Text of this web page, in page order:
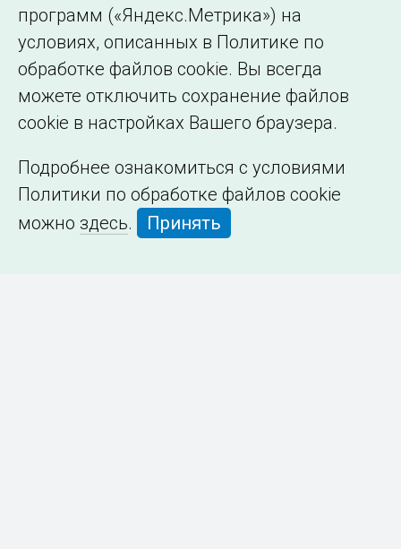
программ («Яндекс.Метрика») на
условиях, описанных в Политике по
обработке файлов cookie. Вы всегда
можете отключить сохранение файлов
cookie в настройках Вашего браузера.
Подробнее ознакомиться с условиями
Политики по обработке файлов cookie
можно здесь. Принять